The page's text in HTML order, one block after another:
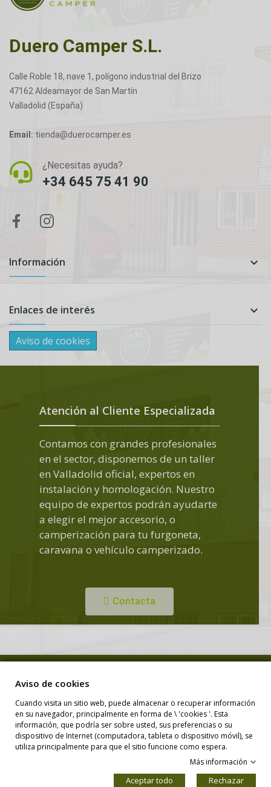
Duero Camper S.L.
Calle Roble 18, nave 1, polígono industrial del Brizo
47162 Aldeamayor de San Martín
Valladolid (España)
Email: tienda@duerocamper.es
¿Necesitas ayuda?
+34 645 75 41 90
Información 
Enlaces de interés 
Aviso de cookies
Atención al Cliente Especializada
Contamos con grandes profesionales
en el sector, disponemos de un taller
en Valladolid oficial, expertos en
instalación y homologación. Nuestro
equipo de expertos podrán ayudarte
a elegir el mejor accesorio, o
camperización para tu furgoneta,
caravana o vehículo camperizado.
Contacta
Diseño Web
Aviso de cookies
Cuando visita un sitio web, puede almacenar o recuperar información
en su navegador, principalmente en forma de \ 'cookies '. Esta
información, que podría ser sobre usted, sus preferencias o su
dispositivo de Internet (computadora, tableta o dispositivo móvil), se
utiliza principalmente para que el sitio funcione como espera.
Más información
Aceptar todo Rechazar